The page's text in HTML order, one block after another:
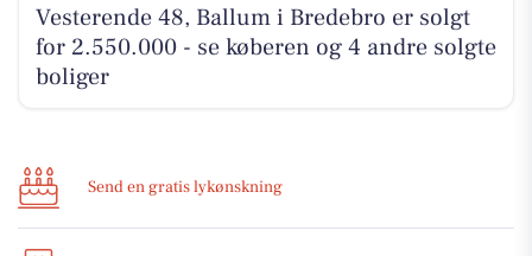
Vesterende 48, Ballum i Bredebro er solgt
for 2.550.000 - se køberen og 4 andre solgte
boliger
Send en gratis lykønskning